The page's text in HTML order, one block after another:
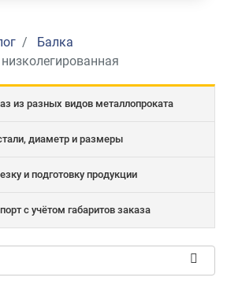
Балка
из разных видов металлопроката
диаметр и размеры
и подготовку продукции
с учётом габаритов заказа